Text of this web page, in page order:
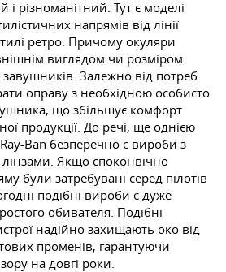
і різноманітний. Тут є моделі
напрямів від лінії
ретро. Причому окуляри
виглядом чи розміром
Залежно від потреб
оправу з необхідною особисто
що збільшує комфорт
продукції. До речі, ще однією
Ban безперечно є вироби з
Якщо споконвічно
були затребувані серед пілотів
подібні вироби є дуже
обивателя. Подібні
надійно захищають око від
променів, гарантуючи
на довгі роки.